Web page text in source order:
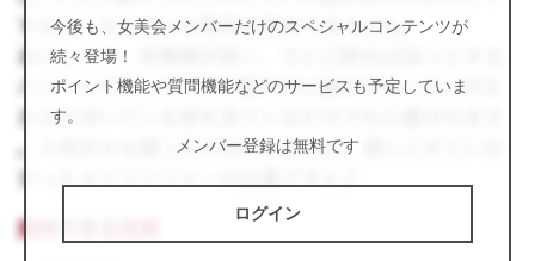
今後も、女美会メンバーだけのスペシャルコンテンツが
続々登場！
ポイント機能や質問機能などのサービスも予定していま
す。
メンバー登録は無料です
ログイン